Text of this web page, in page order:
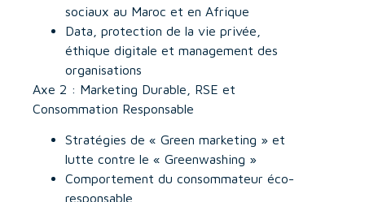
sociaux au Maroc et en Afrique
Data, protection de la vie privée,
éthique digitale et management des
organisations
Axe 2 : Marketing Durable, RSE et
Consommation Responsable
Stratégies de « Green marketing » et
lutte contre le « Greenwashing »
Comportement du consommateur éco-
responsable